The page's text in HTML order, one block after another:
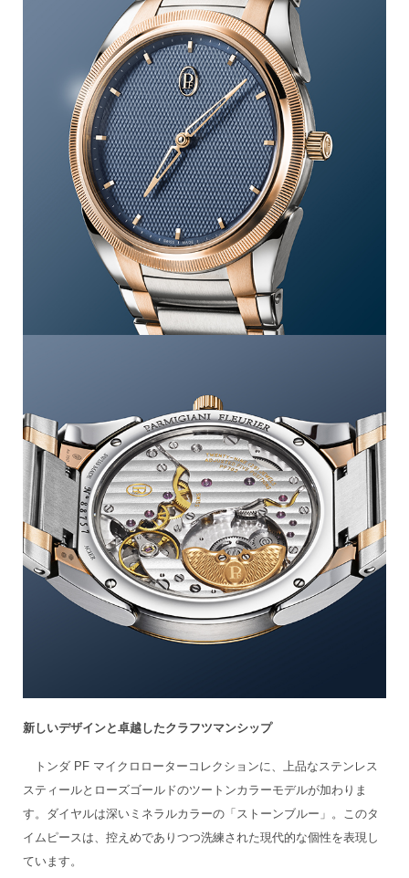
新しいデザインと卓越したクラフツマンシップ
トンダ PF マイクロローターコレクションに、上品なステンレス
スティールとローズゴールドのツートンカラーモデルが加わりま
す。ダイヤルは深いミネラルカラーの「ストーンブルー」。このタ
イムピースは、控えめでありつつ洗練された現代的な個性を表現し
ています。